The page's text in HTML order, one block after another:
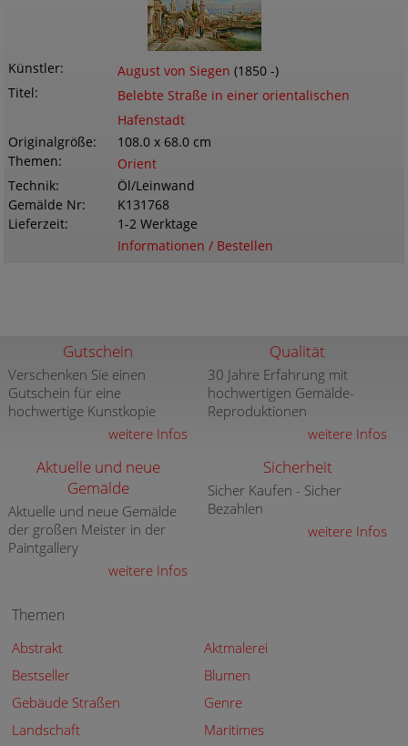
Künstler August von Siegen (1850 -)
Titel
Belebte Straße in einer orientalischen
Hafenstadt
Originalgröße
108.0 x 68.0 cm
Themen
Orient
Technik
Öl/Leinwand
Gemälde Nr
K131768
Lieferzeit
1-2 Werktage
Informationen / Bestellen
Gutschein
Verschenken Sie einen
Gutschein für eine
hochwertige Kunstkopie
weitere Infos
Qualität
30 Jahre Erfahrung mit
hochwertigen Gemälde-
Reproduktionen
weitere Infos
Aktuelle und neue
Gemälde
Aktuelle und neue Gemälde
der großen Meister in der
Paintgallery
weitere Infos
Sicherheit
Sicher Kaufen - Sicher
Bezahlen
weitere Infos
Themen
Abstrakt
Aktmalerei
Bestseller
Blumen
Gebäude Straßen
Genre
Landschaft
Maritimes